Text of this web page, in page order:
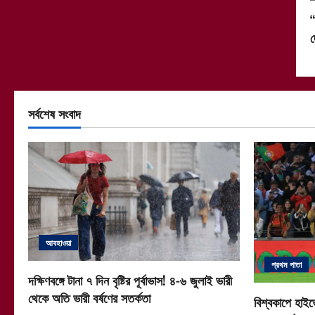
i
সর্বশেষ সংবাদ
আবহাওয়া
দক্ষিণবঙ্গে টানা ৭ দিন বৃষ্টির পূর্বাভাস! ৪-৬ জুলাই ভারী
থেকে অতি ভারী বর্ষণের সতর্কতা
প্রথম পাতা
বিশ্বকাপে